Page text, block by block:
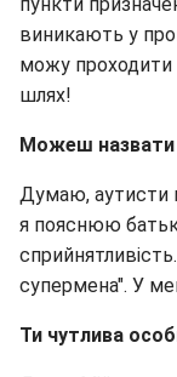
виникають у
можу проходити
шлях!
Можеш назвати
Думаю, аутисти
я пояснюю
супермена". У
Ти чутлива